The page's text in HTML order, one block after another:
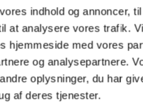
indhold og annoncer,
at analysere vores trafik.
hjemmeside med vores
og analysepartnere.
oplysninger, du har
af deres tjenester.
forskellige AV-
og kursuscentre. Her følger
vores
referenceliste over
, som vi har leveret AV-